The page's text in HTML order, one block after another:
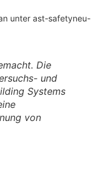
unter ast-safetyneu-
Die
und
Systems
von